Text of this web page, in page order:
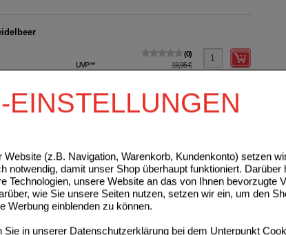
EINSTELLUNGEN
(z.B. Navigation, Warenkorb, Kundenkonto) setzen
notwendig, damit unser Shop überhaupt funktioniert. Darüber
Technologien, unsere Website an das von Ihnen bevorzugte
wie Sie unsere Seiten nutzen, setzen wir ein, um den
Werbung einblenden zu können.
Sie in unserer Datenschutzerklärung bei dem Unterpunkt
0
UVP** 19,95 €
30%
mg+E
0
27,95 €
Unser Preis* 19,13 €
Sie sparen
32%